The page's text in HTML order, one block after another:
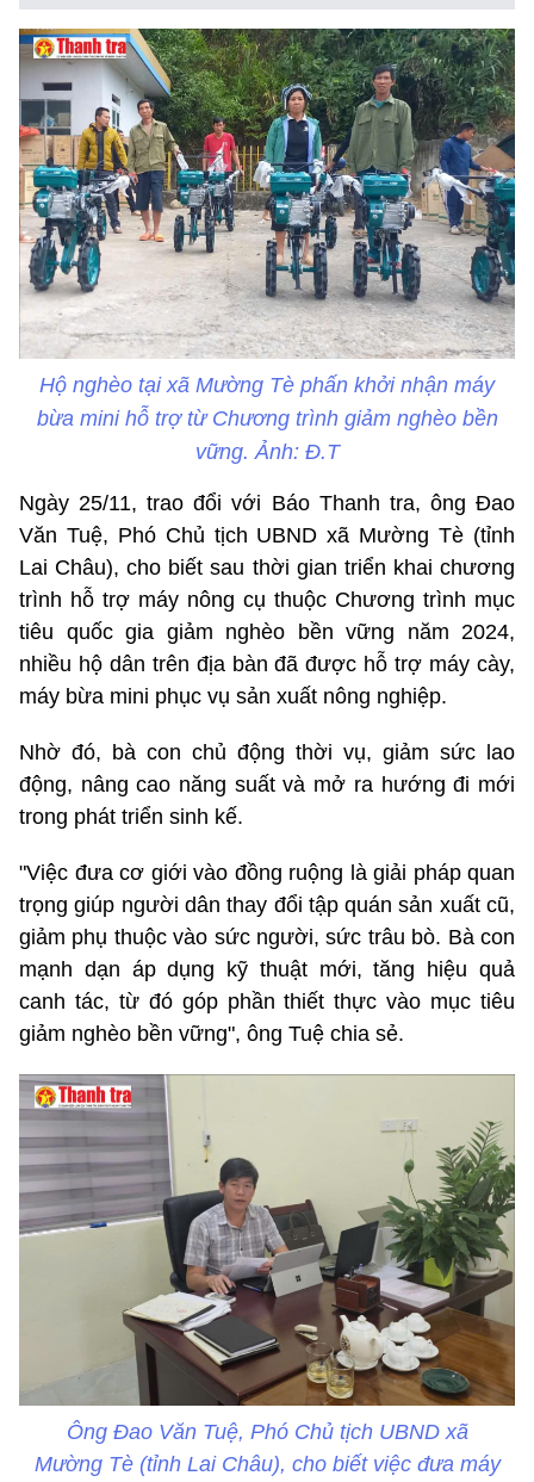
Hộ nghèo tại xã Mường Tè phấn khởi nhận máy
bừa mini hỗ trợ từ Chương trình giảm nghèo bền
vững. Ảnh: Đ.T
Ngày 25/11, trao đổi với Báo Thanh tra, ông Đao
Văn Tuệ, Phó Chủ tịch UBND xã Mường Tè (tỉnh
Lai Châu), cho biết sau thời gian triển khai chương
trình hỗ trợ máy nông cụ thuộc Chương trình mục
tiêu quốc gia giảm nghèo bền vững năm 2024,
nhiều hộ dân trên địa bàn đã được hỗ trợ máy cày,
máy bừa mini phục vụ sản xuất nông nghiệp.
Nhờ đó, bà con chủ động thời vụ, giảm sức lao
động, nâng cao năng suất và mở ra hướng đi mới
trong phát triển sinh kế.
"Việc đưa cơ giới vào đồng ruộng là giải pháp quan
trọng giúp người dân thay đổi tập quán sản xuất cũ,
giảm phụ thuộc vào sức người, sức trâu bò. Bà con
mạnh dạn áp dụng kỹ thuật mới, tăng hiệu quả
canh tác, từ đó góp phần thiết thực vào mục tiêu
giảm nghèo bền vững", ông Tuệ chia sẻ.
Ông Đao Văn Tuệ, Phó Chủ tịch UBND xã
Mường Tè (tỉnh Lai Châu), cho biết việc đưa máy